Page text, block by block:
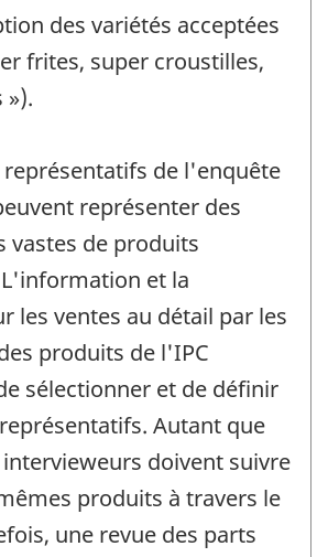
des variétés acceptées
frites, super croustilles,
représentatifs de l'enquête
représenter des
vastes de produits
et la
les ventes au détail par les
produits de l'IPC
sélectionner et de définir
Autant que
doivent suivre
produits à travers le
une revue des parts